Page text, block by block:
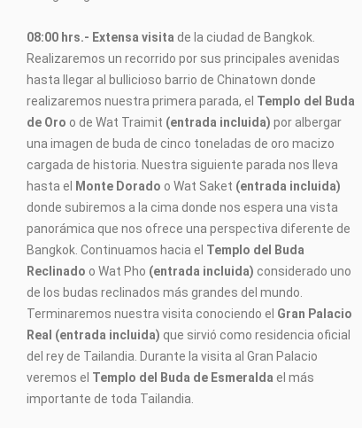
08:00 hrs.- Extensa visita de la ciudad de Bangkok.
Realizaremos un recorrido por sus principales avenidas
hasta llegar al bullicioso barrio de Chinatown donde
realizaremos nuestra primera parada, el Templo del Buda
de Oro o de Wat Traimit (entrada incluida) por albergar
una imagen de buda de cinco toneladas de oro macizo
cargada de historia. Nuestra siguiente parada nos lleva
hasta el
Monte Dorado o Wat Saket (entrada incluida)
donde subiremos a la cima donde nos espera una vista
panorámica que nos ofrece una perspectiva diferente de
Bangkok. Continuamos hacia el Templo del Buda
Reclinado o Wat Pho (entrada incluida) considerado uno
de los budas reclinados más grandes del mundo.
Terminaremos nuestra visita conociendo el Gran Palacio
Real (entrada incluida) que sirvió como residencia oficial
del rey de Tailandia. Durante la visita al Gran Palacio
veremos el Templo del Buda de Esmeralda el más
importante de toda Tailandia.